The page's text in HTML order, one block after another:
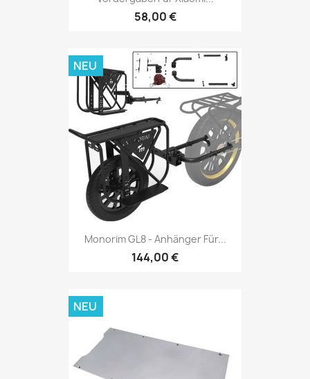
58,00 €
Monorim GL8 - Anhänger Für...
144,00 €
NEU
NEU